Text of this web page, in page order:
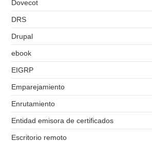
Dovecot
DRS
Drupal
ebook
EIGRP
Emparejamiento
Enrutamiento
Entidad emisora de certificados
Escritorio remoto